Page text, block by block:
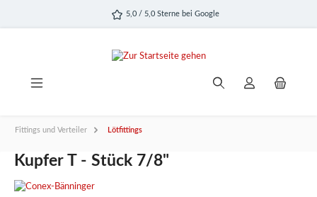
5,0 / 5,0 Sterne bei Google
Fittings und Verteiler Lötfittings
Kupfer T - Stück 7/8"